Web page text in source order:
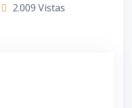
2.009 Vistas